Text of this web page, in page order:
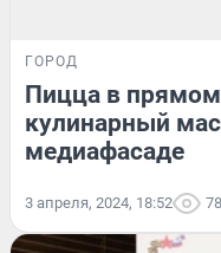
ГОРОД
Пицца в
кулинарный
медиафасаде
3 апреля, 2024, 18:52